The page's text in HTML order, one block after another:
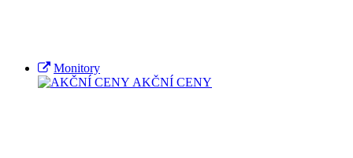
Monitory
AKČNÍ CENY